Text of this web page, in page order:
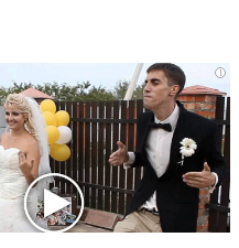
i